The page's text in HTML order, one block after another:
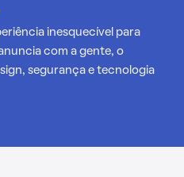
inesquecível para
com a gente, o
segurança e tecnologia